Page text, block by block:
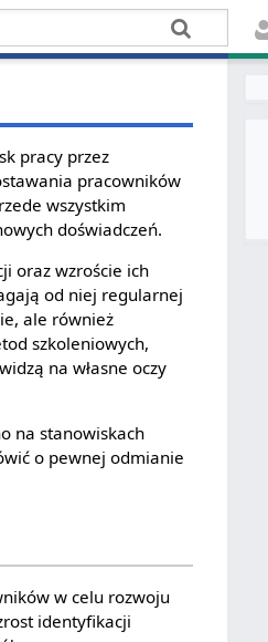
pracy przez
pracowników
wszystkim
doświadczeń.
oraz wzroście ich
od niej regularnej
ale również
szkoleniowych,
na własne oczy
na stanowiskach
o pewnej odmianie
w celu rozwoju
identyfikacji